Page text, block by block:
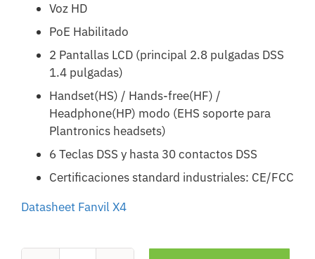
Voz HD
PoE Habilitado
2 Pantallas LCD (principal 2.8 pulgadas DSS
1.4 pulgadas)
Handset(HS) / Hands-free(HF) /
Headphone(HP) modo (EHS soporte para
Plantronics headsets)
6 Teclas DSS y hasta 30 contactos DSS
Certificaciones standard industriales: CE/FCC
Datasheet Fanvil X4